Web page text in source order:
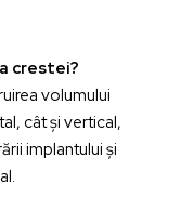
crestei?
volumului
cât și vertical,
implantului și